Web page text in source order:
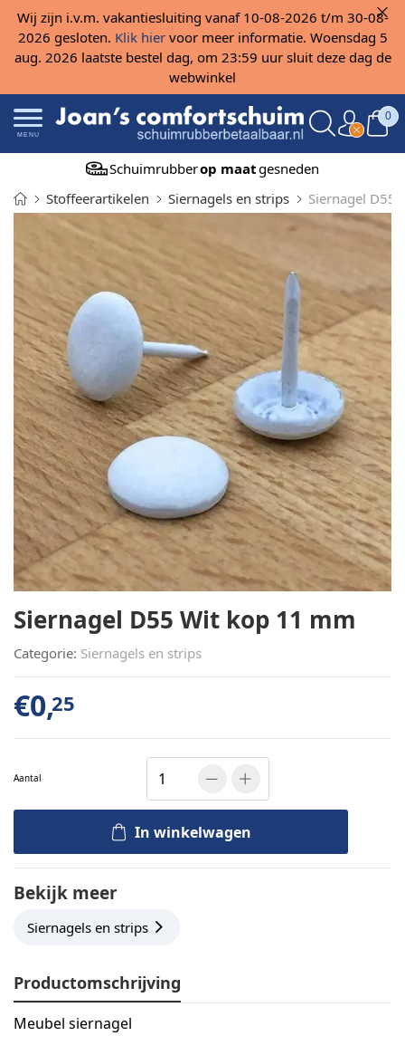
Wij zijn i.v.m. vakantiesluiting vanaf 10-08-2026 t/m 30-08-
2026 gesloten. Klik hiervoor meer informatie. Woensdag 5
aug. 2026 laatste bestel dag, om 23:59 uur sluit deze dag de
webwinkel
MENU
0
Schuimrubberop maatgesneden
Stoffeerartikelen
Siernagels en strips Siernagel D55
Siernagel D55 Wit kop 11 mm
Categorie: Siernagels en strips
€0,25
Aantal
In winkelwagen
Bekijk meer
Siernagels en strips
Productomschrijving
Meubel siernagel